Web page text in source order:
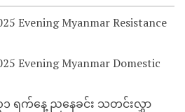
Evening Myanmar Resistance
Evening Myanmar Domestic
ရက်နေ့ ညနေခင်း သတင်းလွှာ